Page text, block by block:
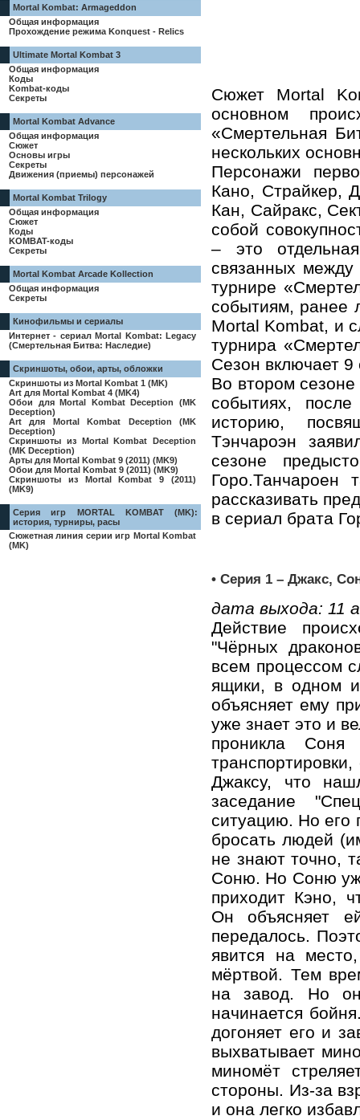
Mortal Kombat: Armageddon
Общая информация
Прохождение режима Konquest - Relics
Ultimate Mortal Kombat 3
Общая информация
Коды
Kombat-коды
Секреты
Mortal Kombat Advance
Общая информация
Сюжет
Основы игры
Секреты
Движения (приемы) персонажей
Mortal Kombat Trilogy
Общая информация
Сюжет
Коды
KOMBAT-коды
Секреты
Mortal Kombat Arcade Kollection
Общая информация
Секреты
Кинофильмы и сериалы
Интернет - сериал Mortal Kombat: Legacy
(Смертельная Битва: Наследие)
Скриншоты, обои, арты, обложки
Скриншоты из Mortal Kombat 1 (MK)
Art для Mortal Kombat 4 (MK4)
Обои для Mortal Kombat Deception (MK
Deception)
Art для Mortal Kombat Deception (MK
Deception)
Скриншоты из Mortal Kombat Deception
(MK Deception)
Арты для Mortal Kombat 9 (2011) (MK9)
Обои для Mortal Kombat 9 (2011) (MK9)
Скриншоты из Mortal Kombat 9 (2011)
(MK9)
Серия игр MORTAL KOMBAT (MK):
история, турниры, расы
Сюжетная линия серии игр Mortal Kombat
(MK)
Сюжет Mortal
основном
«Смертельная
нескольких
Персонажи
Кано, Страйкер,
Кан, Сайракс,
собой
– это
связанных
турнире
событиям, ранее
Mortal Kombat, и
турнира
Сезон включает 9
Во втором
событиях,
историю,
Тэнчароэн
сезоне
Горо.Танчароен
рассказивать
в сериал брата
• Серия 1 – Джакс,
дата выхода: 11
Действие
"Чёрных
всем процессом
ящики, в одном
объясняет ему
уже знает это и
проникла
Джаксу, что
заседание
ситуацию. Но его
бросать людей
не знают точно,
Соню. Но Соню
приходит Кэно,
Он объясняет
передалось.
явится на
мёртвой. Тем
на завод. Но
начинается
догоняет его и
выхватывает
миномёт
стороны. Из-за
и она легко